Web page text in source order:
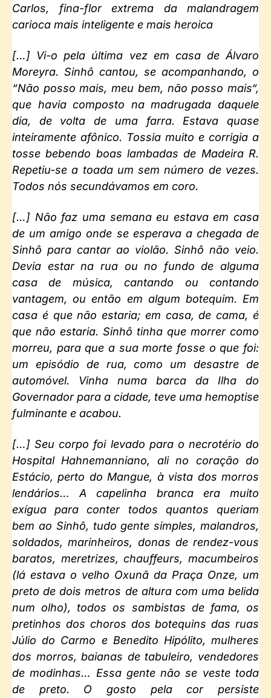
Carlos, fina-flor extrema da malandragem
carioca mais inteligente e mais heroica
[…] Vi-o pela última vez em casa de Álvaro
Moreyra. Sinhô cantou, se acompanhando, o
“Não posso mais, meu bem, não posso mais“,
que havia composto na madrugada daquele
dia, de volta de uma farra. Estava quase
inteiramente afônico. Tossia muito e corrigia a
tosse bebendo boas lambadas de Madeira R.
Repetiu-se a toada um sem número de vezes.
Todos nós secundávamos em coro.
[…] Não faz uma semana eu estava em casa
de um amigo onde se esperava a chegada de
Sinhô para cantar ao violão. Sinhô não veio.
Devia estar na rua ou no fundo de alguma
casa de música, cantando ou contando
vantagem, ou então em algum botequim. Em
casa é que não estaria; em casa, de cama, é
que não estaria. Sinhô tinha que morrer como
morreu, para que a sua morte fosse o que foi:
um episódio de rua, como um desastre de
automóvel. Vinha numa barca da Ilha do
Governador para a cidade, teve uma hemoptise
fulminante e acabou.
[…] Seu corpo foi levado para o necrotério do
Hospital Hahnemanniano, ali no coração do
Estácio, perto do Mangue, à vista dos morros
lendários… A capelinha branca era muito
exígua para conter todos quantos queriam
bem ao Sinhô, tudo gente simples, malandros,
soldados, marinheiros, donas de rendez-vous
baratos, meretrizes, chauffeurs, macumbeiros
(lá estava o velho Oxunã da Praça Onze, um
preto de dois metros de altura com uma belida
num olho), todos os sambistas de fama, os
pretinhos dos choros dos botequins das ruas
Júlio do Carmo e Benedito Hipólito, mulheres
dos morros, baianas de tabuleiro, vendedores
de modinhas… Essa gente não se veste toda
de preto. O gosto pela cor persiste